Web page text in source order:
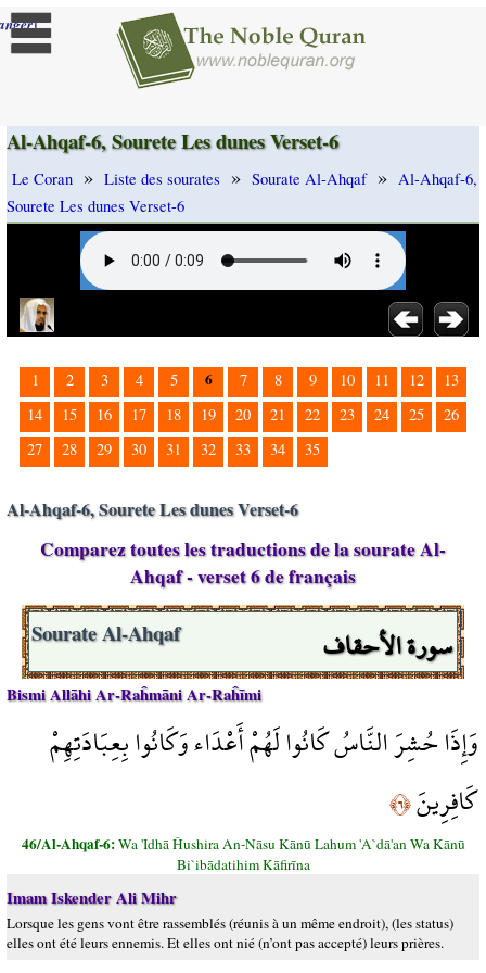
]
Al-Ahqaf-6, Sourete Les dunes Verset-6
Le Coran » Liste des sourates » Sourate Al-Ahqaf » Al-Ahqaf-6,
Sourete Les dunes Verset-6
1 2 3 4 5 6 7 8 9 10 11 12
13
14
15 16 17 18 19 20 21 22 23 24 25
26
27
28 29 30 31 32 33 34 35
Al-Ahqaf-6, Sourete Les dunes Verset-6
Comparez toutes les traductions de la sourate Al-
Ahqaf - verset 6 de français
سورة الأحقاف Sourate Al-Ahqaf
Bismi Allāhi Ar-Raĥmāni Ar-Raĥīmi
وَإِذَا حُشِرَ النَّاسُ كَانُوا لَهُمْ أَعْدَاء وَكَانُوا بِعِبَادَتِهِمْ
كَافِرِينَ﴿٦﴾
46/Al-Ahqaf-6:Wa 'Idhā Ĥushira An-Nāsu Kānū Lahum 'A`dā'an Wa Kānū
Bi`ibādatihim Kāfirīna
Imam Iskender Ali Mihr
Lorsque les gens vont être rassemblés (réunis à un même endroit), (les status)
elles ont été leurs ennemis. Et elles ont nié (n’ont pas accepté) leurs prières.